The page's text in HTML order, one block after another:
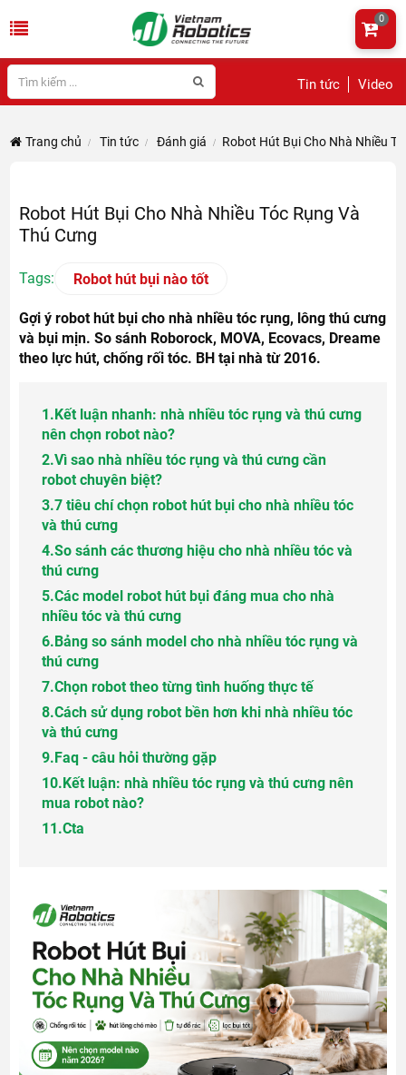
Tin tức Video
0
Trang chủ Tin tức Đánh giá Robot Hút Bụi Cho Nhà Nhiều
Robot Hút Bụi Cho Nhà Nhiều Tóc Rụng Và
Thú Cưng
Tags: Robot hút bụi nào tốt
Gợi ý robot hút bụi cho nhà nhiều tóc rụng, lông thú cưng
và bụi mịn. So sánh Roborock, MOVA, Ecovacs, Dreame
theo lực hút, chống rối tóc. BH tại nhà từ 2016.
1.Kết luận nhanh: nhà nhiều tóc rụng và thú cưng
nên chọn robot nào?
2.Vì sao nhà nhiều tóc rụng và thú cưng cần
robot chuyên biệt?
3.7 tiêu chí chọn robot hút bụi cho nhà nhiều tóc
và thú cưng
4.So sánh các thương hiệu cho nhà nhiều tóc và
thú cưng
5.Các model robot hút bụi đáng mua cho nhà
nhiều tóc và thú cưng
6.Bảng so sánh model cho nhà nhiều tóc rụng và
thú cưng
7.Chọn robot theo từng tình huống thực tế
8.Cách sử dụng robot bền hơn khi nhà nhiều tóc
và thú cưng
9.Faq - câu hỏi thường gặp
10.Kết luận: nhà nhiều tóc rụng và thú cưng nên
mua robot nào?
11.Cta